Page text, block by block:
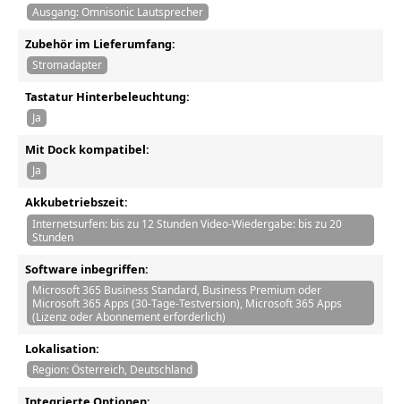
Ausgang: Omnisonic Lautsprecher
Zubehör im Lieferumfang:
Stromadapter
Tastatur Hinterbeleuchtung:
Ja
Mit Dock kompatibel:
Ja
Akkubetriebszeit:
Internetsurfen: bis zu 12 Stunden Video-Wiedergabe: bis zu 20
Stunden
Software inbegriffen:
Microsoft 365 Business Standard, Business Premium oder
Microsoft 365 Apps (30-Tage-Testversion), Microsoft 365 Apps
(Lizenz oder Abonnement erforderlich)
Lokalisation:
Region: Österreich, Deutschland